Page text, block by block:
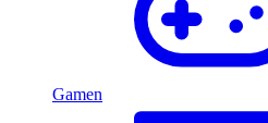
Gamen